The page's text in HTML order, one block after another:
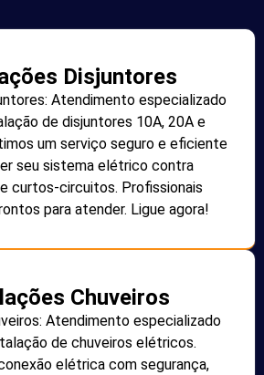
Disjuntores
Atendimento especializado
de disjuntores 10A, 20A e
um serviço seguro e eficiente
seu sistema elétrico contra
curtos-circuitos. Profissionais
para atender. Ligue agora!
Chuveiros
Atendimento especializado
de chuveiros elétricos.
elétrica com segurança,